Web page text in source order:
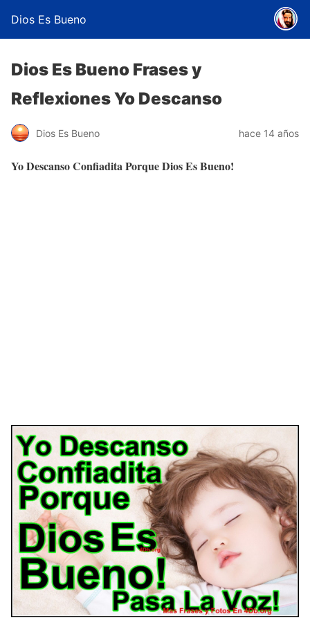
Dios Es Bueno
Dios Es Bueno Frases y
Reflexiones Yo Descanso
Dios Es Bueno hace 14 años
Yo Descanso Confiadita Porque Dios Es Bueno!